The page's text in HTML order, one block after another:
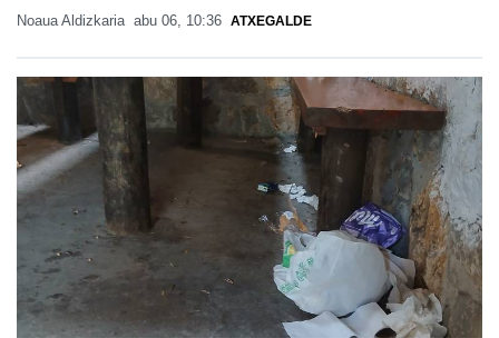
Noaua Aldizkaria abu 06, 10:36 ATXEGALDE